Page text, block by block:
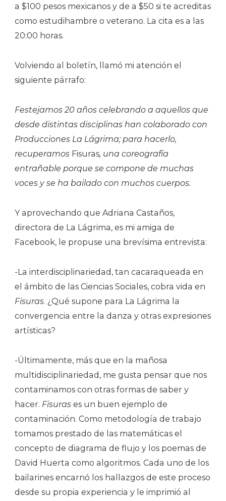
a $100 pesos mexicanos y de a $50 si te acreditas
como estudihambre o veterano. La cita es a las
20:00 horas.
Volviendo al boletín, llamó mi atención el
siguiente párrafo:
Festejamos 20 años celebrando a aquellos que
desde distintas disciplinas han colaborado con
Producciones La Lágrima; para hacerlo,
recuperamos Fisuras, una coreografía
entrañable porque se compone de muchas
voces y se ha bailado con muchos cuerpos.
Y aprovechando que Adriana Castaños,
directora de La Lágrima, es mi amiga de
Facebook, le propuse una brevísima entrevista:
-La interdisciplinariedad, tan cacaraqueada en
el ámbito de las Ciencias Sociales, cobra vida en
Fisuras. ¿Qué supone para La Lágrima la
convergencia entre la danza y otras expresiones
artísticas?
-Últimamente, más que en la mañosa
multidisciplinariedad, me gusta pensar que nos
contaminamos con otras formas de saber y
hacer. Fisuras es un buen ejemplo de
contaminación. Como metodología de trabajo
tomamos prestado de las matemáticas el
concepto de diagrama de flujo y los poemas de
David Huerta como algoritmos. Cada uno de los
bailarines encarnó los hallazgos de este proceso
desde su propia experiencia y le imprimió al